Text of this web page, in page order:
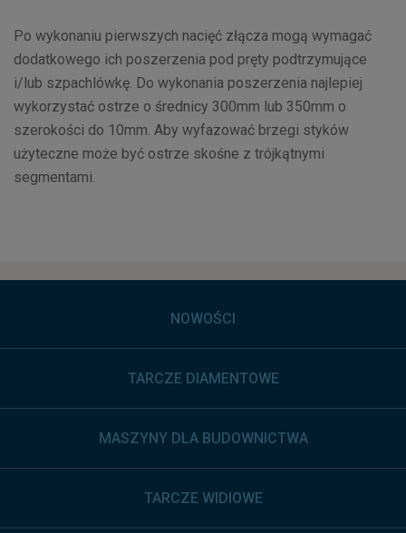
Po wykonaniu pierwszych nacięć złącza mogą wymagać
dodatkowego ich poszerzenia pod pręty podtrzymujące
i/lub szpachlówkę. Do wykonania poszerzenia najlepiej
wykorzystać ostrze o średnicy 300mm lub 350mm o
szerokości do 10mm. Aby wyfazować brzegi styków
użyteczne może być ostrze skośne z trójkątnymi
segmentami.
NOWOŚCI
TARCZE DIAMENTOWE
MASZYNY DLA BUDOWNICTWA
TARCZE WIDIOWE